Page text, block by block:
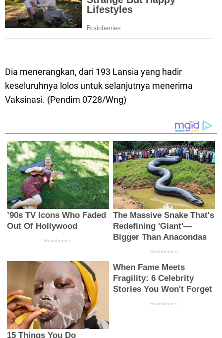
Dia menerangkan, dari 193 Lansia yang hadir
keseluruhnya lolos untuk selanjutnya menerima
Vaksinasi. (Pendim 0728/Wng)